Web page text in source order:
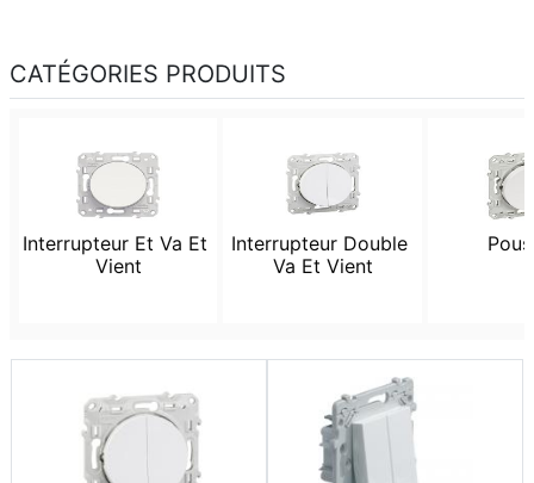
CATÉGORIES PRODUITS
Interrupteur Et Va Et
Vient
Interrupteur Double
Va Et Vient